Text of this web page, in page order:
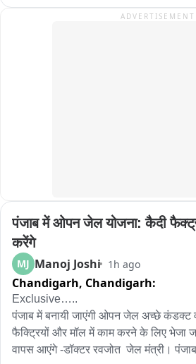
ADVERTISEMENT
पंजाब में ओपन जेल योजना: कैदी
करेंगे
MJ Manoj Joshi 1h ago
Chandigarh, Chandigarh:
Exclusive…..
पंजाब में बनायी जाएंगी ओपन जेल अच्छे कंडक्ट
फैक्ट्रियों और मॉल में काम करने के लिए भेजा
वापस आएंगे -डॉक्टर रवजोत  जेल मंत्री।